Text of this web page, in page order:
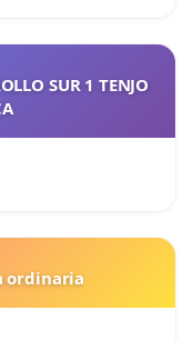
SUR 1 TENJO
ordinaria